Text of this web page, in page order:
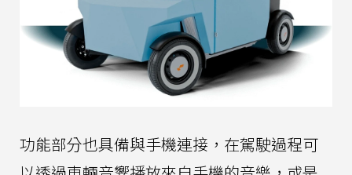
功能部分也具備與手機連接，在駕駛過程可